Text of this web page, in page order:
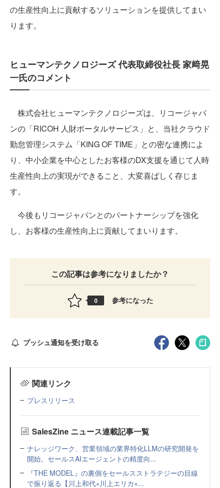
の生産性向上に貢献するソリューションを提供してまい
ります。
ヒューマンテクノロジーズ 代表取締役社長 家﨑晃
一氏のコメント
株式会社ヒューマンテクノロジーズは、リコージャパ
ンの「RICOH 人財ポータルサービス」と、当社クラウド
勤怠管理システム「KING OF TIME」との密な連携によ
り、中小企業を中心としたお客様のDX支援を通じて人時
生産性向上の実現ができること、大変喜ばしく存じま
す。
今後もリコージャパンとのパートナーシップを強化
し、お客様の生産性向上に貢献してまいります。
この記事は参考になりましたか？
0 参考になった
プッシュ通知を受け取る
関連リンク
プレスリリース
SalesZine ニュース連載記事一覧
ナレッジワーク、営業領域の業界特化LLMの研究開発を
開始。セールスAIエージェントの精度向...
『THE MODEL』の裏側をセールスストラテジーの目線
で振り返る【川上和代×川上エリカ×...